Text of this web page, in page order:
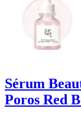
Sérum
Poros Red